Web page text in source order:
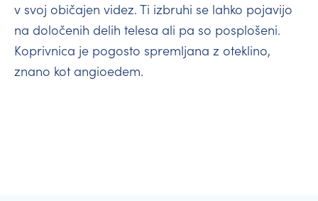
v svoj običajen videz. Ti izbruhi se lahko pojavijo
na določenih delih telesa ali pa so posplošeni.
Koprivnica je pogosto spremljana z oteklino,
znano kot angioedem.